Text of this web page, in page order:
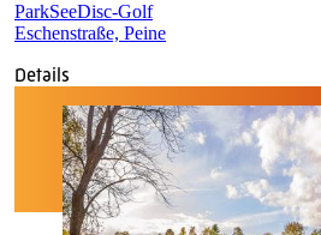
ParkSeeDisc-Golf
Eschenstraße, Peine
Details